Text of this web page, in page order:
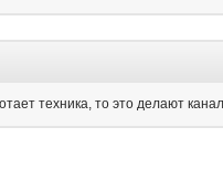
техника, то это делают